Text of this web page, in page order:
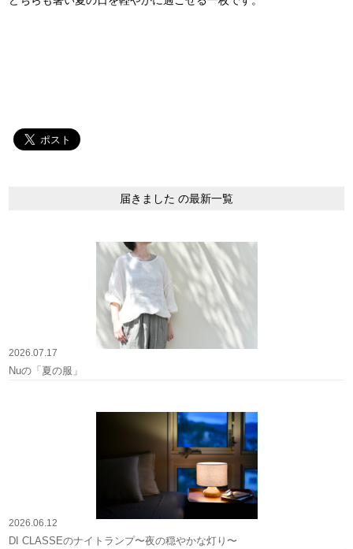
届きました の最新一覧
2026.07.17
Nuの「夏の服」
2026.06.12
DI CLASSEのナイトランプ〜夜の穏やかな灯り〜